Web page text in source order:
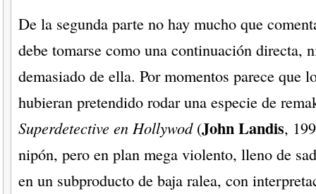
De la segunda parte no hay mucho que
debe tomarse como una continuación directa,
demasiado de ella. Por momentos parece que
hubieran pretendido rodar una especie de
Superdetective en Hollywod(John Landis,
nipón, pero en plan mega violento, lleno de
en un subproducto de baja ralea, con